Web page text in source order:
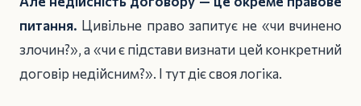
питання. Цивільне право запитує не «чи вчинено
злочин?», а «чи є підстави визнати цей конкретний
договір недійсним?». І тут діє своя логіка.